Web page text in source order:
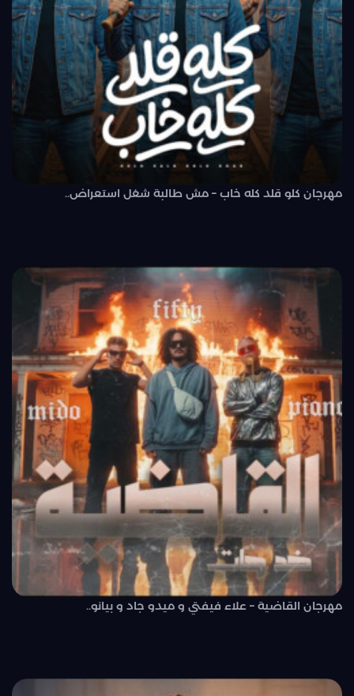
مهرجان كلو قلد كله خاب – مش طالبة شغل استعراض..
مهرجان القاضية – علاء فيفتي و ميدو جاد و بيانو..